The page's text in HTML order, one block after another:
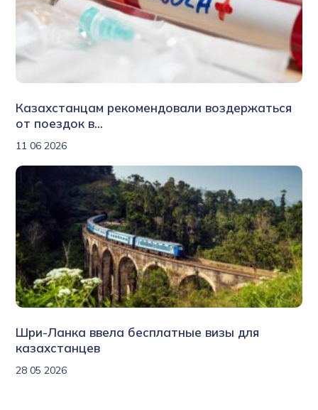
Казахстанцам рекомендовали воздержаться
от поездок в...
11 06 2026
Шри-Ланка ввела бесплатные визы для
казахстанцев
28 05 2026